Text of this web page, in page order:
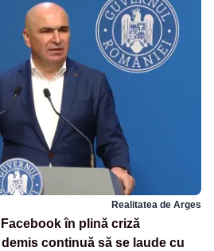
Realitatea de Arges
Facebook în plină criză
continuă să se laude cu